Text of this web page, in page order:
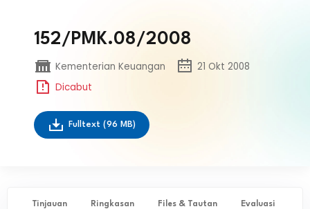
152/PMK.08/2008
Kementerian Keuangan
21 Okt 2008
Dicabut
Fulltext (96 MB)
Tinjauan Ringkasan Files & Tautan Evaluasi